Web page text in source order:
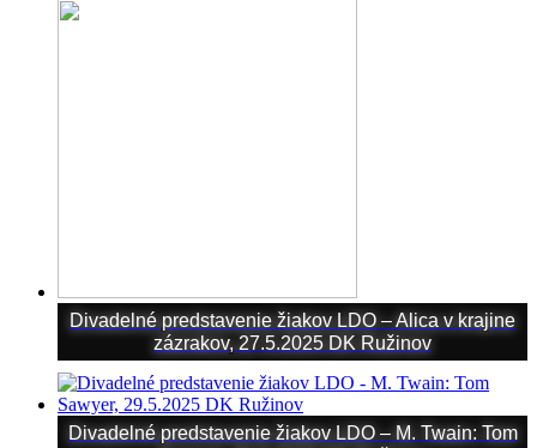
Divadelné predstavenie žiakov LDO – Alica v krajine
zázrakov, 27.5.2025 DK Ružinov
Divadelné predstavenie žiakov LDO – M. Twain: Tom